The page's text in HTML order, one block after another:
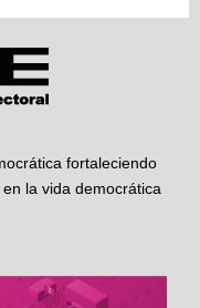
fortaleciendo
la vida democrática